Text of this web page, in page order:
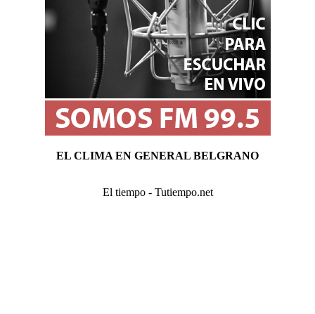
EL CLIMA EN GENERAL BELGRANO
El tiempo - Tutiempo.net